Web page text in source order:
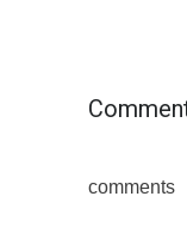
comments